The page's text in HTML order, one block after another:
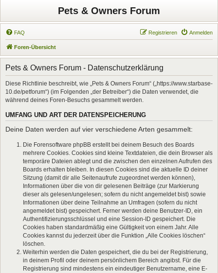
Pets & Owners Forum
FAQ Anmelden
Registrieren
Foren-Übersicht
Pets & Owners Forum - Datenschutzerklärung
Diese Richtlinie beschreibt, wie „Pets & Owners Forum“ („https://www.starbase-
10.de/petforum“) (im Folgenden „der Betreiber“) die Daten verwendet, die
während deines Foren-Besuchs gesammelt werden.
UMFANG UND ART DER DATENSPEICHERUNG
Deine Daten werden auf vier verschiedene Arten gesammelt:
Die Forensoftware phpBB erstellt bei deinem Besuch des Boards
mehrere Cookies. Cookies sind kleine Textdateien, die dein Browser als
temporäre Dateien ablegt und die zwischen den einzelnen Aufrufen des
Boards erhalten bleiben. In diesen Cookies sind die aktuelle ID deiner
Sitzung (damit dir alle Seitenaufrufe zugeordnet werden können),
Informationen über die von dir gelesenen Beiträge (zur Markierung
dieser als gelesen/ungelesen; sofern du nicht angemeldet bist) sowie
Informationen über deine Teilnahme an Umfragen (sofern du nicht
angemeldet bist) gespeichert. Ferner werden deine Benutzer-ID, ein
Authentifizierungsschlüssel und eine Session-ID gespeichert. Die
Cookies haben standardmäßig eine Gültigkeit von einem Jahr. Alle
Cookies kannst du jederzeit über die Funktion „Alle Cookies löschen“
löschen.
Weiterhin werden die Daten gespeichert, die du bei der Registrierung,
in deinem Profil oder deinem persönlichem Bereich angibst. Für die
Registrierung sind mindestens ein eindeutiger Benutzername, eine E-